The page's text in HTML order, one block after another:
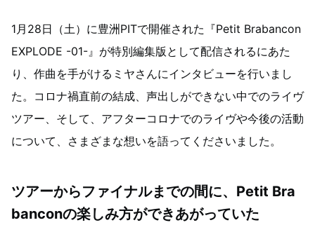
1月28日（土）に豊洲PITで開催された『Petit Brabancon
EXPLODE -01-』が特別編集版として配信されるにあた
り、作曲を手がけるミヤさんにインタビューを行いまし
た。コロナ禍直前の結成、声出しができない中でのライヴ
ツアー、そして、アフターコロナでのライヴや今後の活動
について、さまざまな想いを語ってくださいました。
ツアーからファイナルまでの間に、Petit Bra
banconの楽しみ方ができあがっていた